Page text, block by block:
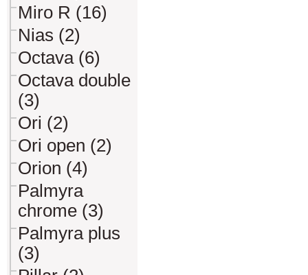
Miro R (16)
Nias (2)
Octava (6)
Octava double
(3)
Ori (2)
Ori open (2)
Orion (4)
Palmyra
chrome (3)
Palmyra plus
(3)